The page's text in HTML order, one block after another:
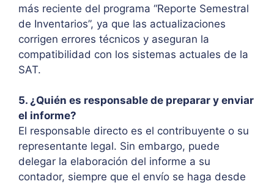
más reciente del programa “Reporte Semestral
de Inventarios”, ya que las actualizaciones
corrigen errores técnicos y aseguran la
compatibilidad con los sistemas actuales de la
SAT.
5. ¿Quién es responsable de preparar y enviar
el informe?
El responsable directo es el contribuyente o su
representante legal. Sin embargo, puede
delegar la elaboración del informe a su
contador, siempre que el envío se haga desde